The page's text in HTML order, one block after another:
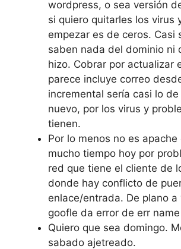
wordpress, o sea versión
si quiero quitarles los virus
empezar es de ceros. Casi
saben nada del dominio ni
hizo. Cobrar por actualizar
parece incluye correo
incremental sería casi lo de
nuevo, por los virus y
tienen.
Por lo menos no es
mucho tiempo hoy por
red que tiene el cliente de
donde hay conflicto de
enlace/entrada. De plano a
goofle da error de err
Quiero que sea domingo.
sabado ajetreado.